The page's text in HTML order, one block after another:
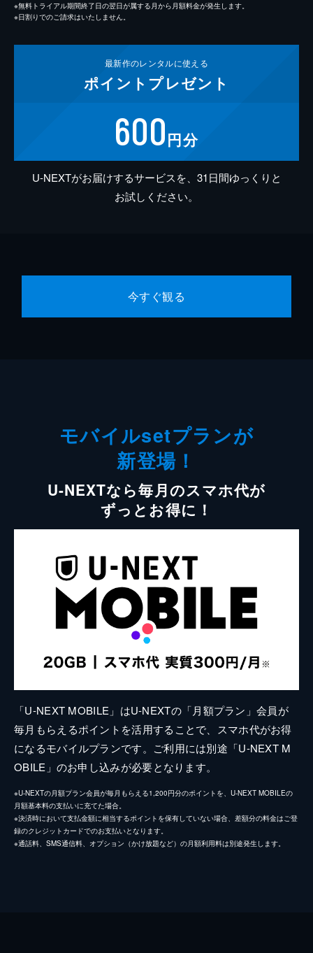
※無料トライアル期間終了日の翌日が属する月から月額料金が発生します。
※日割りでのご請求はいたしません。
最新作のレンタルに使える
ポイント プレゼント
600円分
U-NEXTがお届けするサービスを、31日間ゆっくりと
お試しください。
今すぐ観る
モバイルsetプランが
新登場！
U-NEXTなら毎月のスマホ代が
ずっとお得に！
「U-NEXT MOBILE」はU-NEXTの「月額プラン」会員が
毎月もらえるポイントを活用することで、スマホ代がお得
になるモバイルプランです。ご利用には別途「U-NEXT M
OBILE」のお申し込みが必要となります。
※U-NEXTの月額プラン会員が毎月もらえる1,200円分のポイントを、U-NEXT MOBILEの
月額基本料の支払いに充てた場合。
※決済時において支払金額に相当するポイントを保有していない場合、差額分の料金はご登
録のクレジットカードでのお支払いとなります。
※通話料、SMS通信料、オプション（かけ放題など）の月額利用料は別途発生します。